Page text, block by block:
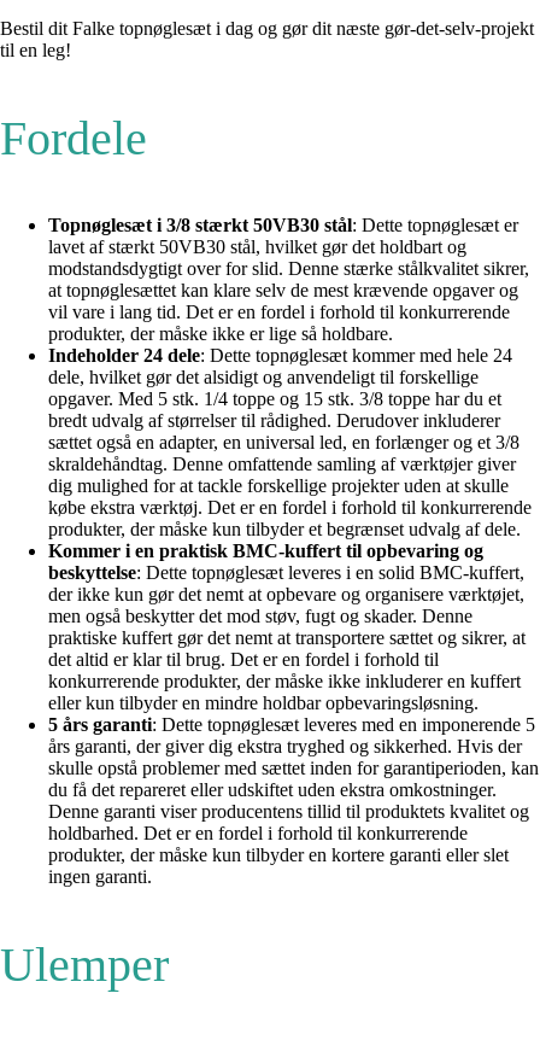
Bestil dit Falke topnøglesæt i dag og gør dit næste gør-det-selv-projekt
til en leg!
Fordele
Topnøglesæt i 3/8 stærkt 50VB30 stål: Dette topnøglesæt er
lavet af stærkt 50VB30 stål, hvilket gør det holdbart og
modstandsdygtigt over for slid. Denne stærke stålkvalitet sikrer,
at topnøglesættet kan klare selv de mest krævende opgaver og
vil vare i lang tid. Det er en fordel i forhold til konkurrerende
produkter, der måske ikke er lige så holdbare.
Indeholder 24 dele: Dette topnøglesæt kommer med hele 24
dele, hvilket gør det alsidigt og anvendeligt til forskellige
opgaver. Med 5 stk. 1/4 toppe og 15 stk. 3/8 toppe har du et
bredt udvalg af størrelser til rådighed. Derudover inkluderer
sættet også en adapter, en universal led, en forlænger og et 3/8
skraldehåndtag. Denne omfattende samling af værktøjer giver
dig mulighed for at tackle forskellige projekter uden at skulle
købe ekstra værktøj. Det er en fordel i forhold til konkurrerende
produkter, der måske kun tilbyder et begrænset udvalg af dele.
Kommer i en praktisk BMC-kuffert til opbevaring og
beskyttelse: Dette topnøglesæt leveres i en solid BMC-kuffert,
der ikke kun gør det nemt at opbevare og organisere værktøjet,
men også beskytter det mod støv, fugt og skader. Denne
praktiske kuffert gør det nemt at transportere sættet og sikrer, at
det altid er klar til brug. Det er en fordel i forhold til
konkurrerende produkter, der måske ikke inkluderer en kuffert
eller kun tilbyder en mindre holdbar opbevaringsløsning.
5 års garanti: Dette topnøglesæt leveres med en imponerende 5
års garanti, der giver dig ekstra tryghed og sikkerhed. Hvis der
skulle opstå problemer med sættet inden for garantiperioden, kan
du få det repareret eller udskiftet uden ekstra omkostninger.
Denne garanti viser producentens tillid til produktets kvalitet og
holdbarhed. Det er en fordel i forhold til konkurrerende
produkter, der måske kun tilbyder en kortere garanti eller slet
ingen garanti.
Ulemper